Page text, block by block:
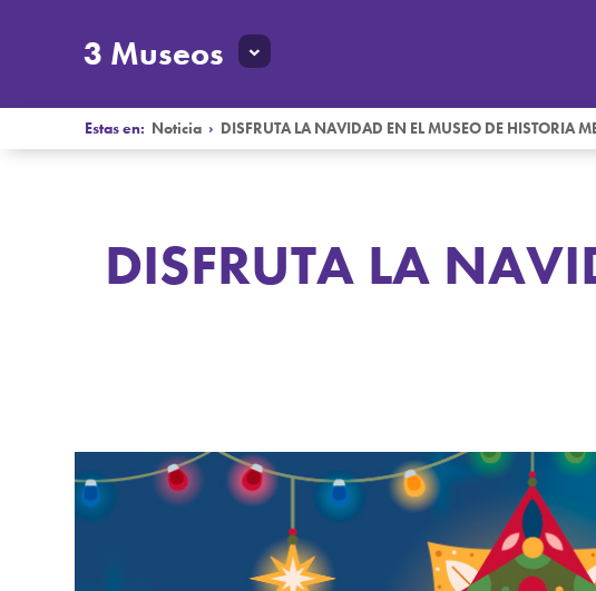
3 Museos
Estas en: Noticia › DISFRUTA LA NAVIDAD EN EL MUSEO DE HISTORIA
DISFRUTA LA